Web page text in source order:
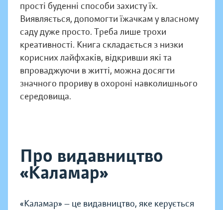
прості буденні способи захисту їх.
Виявляється, допомогти їжачкам у власному
саду дуже просто. Треба лише трохи
креативності. Книга складається з низки
корисних лайфхаків, відкривши які та
впроваджуючи в житті, можна досягти
значного прориву в охороні навколишнього
середовища.
Про видавництво
«Каламар»
«Каламар» — це видавництво, яке керується